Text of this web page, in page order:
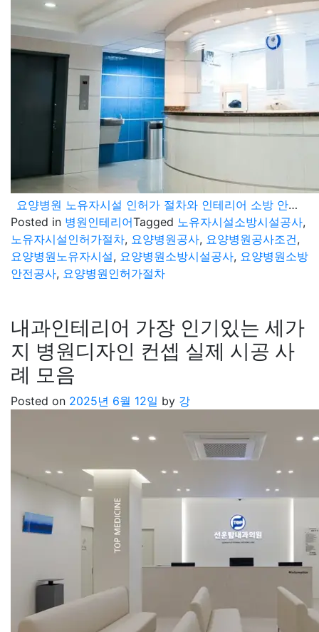
요양병원 노유자시설 인허가 절차와 인테리어 소방 안전 시설공사 조건
Posted in 병원인테리어Tagged 노유자시설소방시설공사,
노유자시설인허가절차, 요양병원공사, 요양병원공사조건,
요양병원노유자시설, 요양병원소방시설공사, 요양병원소방
안전공사, 요양병원인허가절차
내과인테리어 가장 인기있는 세가
지 병원디자인 컨셉 실제 시공 사
례 모음
Posted on 2025년 6월 12일 by 강